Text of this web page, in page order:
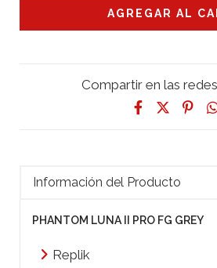
Compartir en las
Información del Producto
PHANTOM LUNA II PRO FG GREY
Replik